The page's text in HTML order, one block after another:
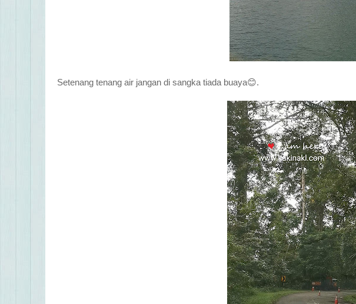
Setenang tenang air jangan di sangka tiada buaya😊.